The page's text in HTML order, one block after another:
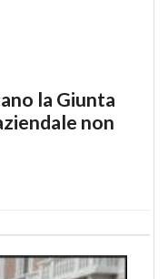
la Giunta
non